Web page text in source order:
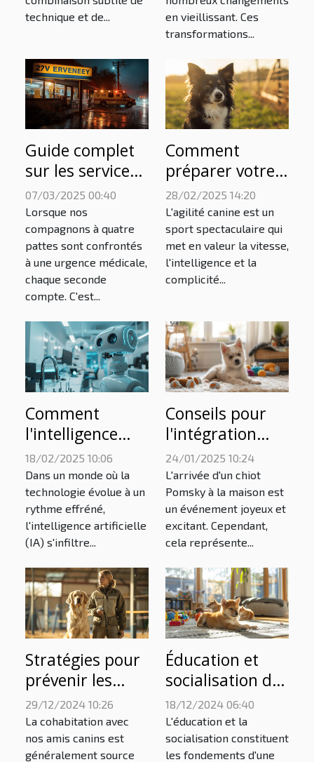
technique et de...
de
comportement
senior
en vieillissant. Ces
transformations...
Guide complet
sur les services
d'urgences pour
animaux
disponibles
24h/24
07/03/2025 00:40
Lorsque nos
compagnons à quatre
pattes sont confrontés
à une urgence médicale,
chaque seconde
compte. C'est...
Comment
préparer votre
border collie
pour les
compétitions
d'agilité ?
28/02/2025 14:20
L'agilité canine est un
sport spectaculaire qui
met en valeur la vitesse,
l'intelligence et la
complicité...
Comment
l'intelligence
artificielle
transforme les
soins
vétérinaires
18/02/2025 10:06
Dans un monde où la
technologie évolue à un
rythme effréné,
l'intelligence artificielle
(IA) s'infiltre...
Conseils pour
l'intégration
réussie d'un
chiot Pomsky
dans votre foyer
24/01/2025 10:24
L'arrivée d'un chiot
Pomsky à la maison est
un événement joyeux et
excitant. Cependant,
cela représente...
Stratégies pour
prévenir les
comportements
destructeurs
chez les chiens
29/12/2024 10:26
La cohabitation avec
nos amis canins est
généralement source
Éducation et
socialisation des
chiots Shiba Inu
dès leur
naissance
18/12/2024 06:40
L'éducation et la
socialisation constituent
les fondements d'une